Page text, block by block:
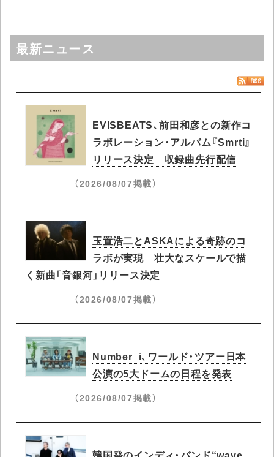
最新ニュース
EVISBEATS、前田和彦との新作コ
ラボレーション・アルバム『Smrti』
リリース決定 収録曲先行配信
（2026/08/07掲載）
玉置浩二とASKAによる奇跡のコ
ラボが実現 壮大なスケールで描
く新曲「音銀河」リリース決定
（2026/08/07掲載）
Number_i、ワールド・ツアー日本
公演の5大ドームの日程を発表
（2026/08/07掲載）